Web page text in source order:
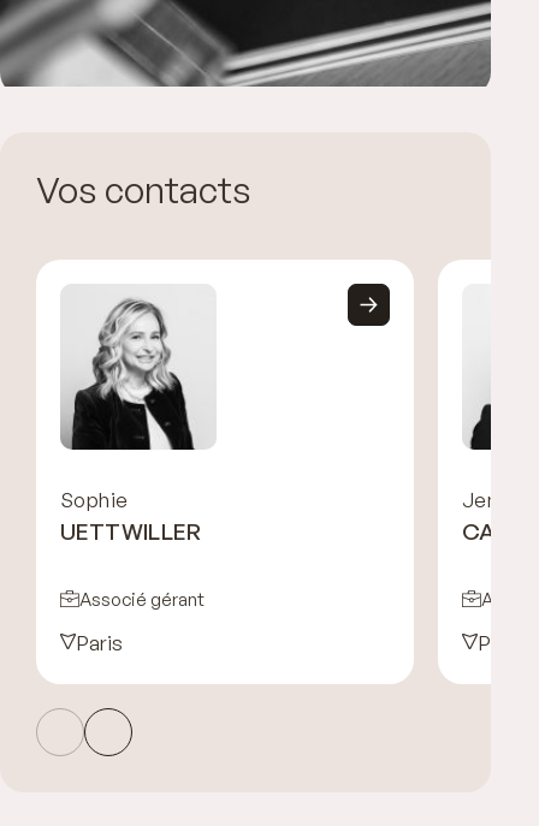
Vos contacts
Sophie
UETTWILLER
Associé gérant
Paris Paris